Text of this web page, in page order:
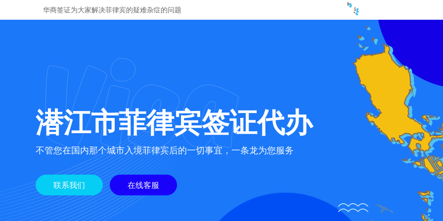
华商签证为大家解决菲律宾的疑难杂症的问题
潜江市菲律宾签证代办
不管您在国内那个城市入境菲律宾后的一切事宜，一条龙为您服务
联系我们 在线客服